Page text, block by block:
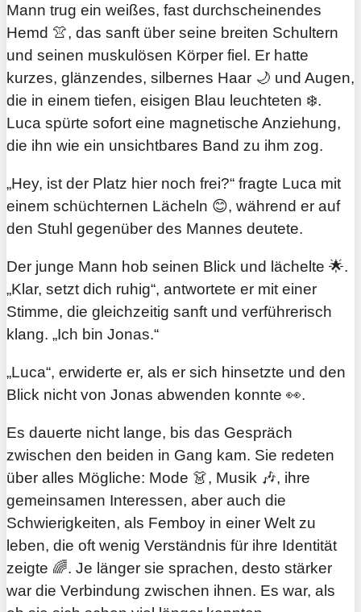
Mann trug ein weißes, fast durchscheinendes
Hemd 👚, das sanft über seine breiten Schultern
und seinen muskulösen Körper fiel. Er hatte
kurzes, glänzendes, silbernes Haar 🌙 und Augen,
die in einem tiefen, eisigen Blau leuchteten ❄️.
Luca spürte sofort eine magnetische Anziehung,
die ihn wie ein unsichtbares Band zu ihm zog.
„Hey, ist der Platz hier noch frei?“ fragte Luca mit
einem schüchternen Lächeln 😊, während er auf
den Stuhl gegenüber des Mannes deutete.
Der junge Mann hob seinen Blick und lächelte 🌟.
„Klar, setzt dich ruhig“, antwortete er mit einer
Stimme, die gleichzeitig sanft und verführerisch
klang. „Ich bin Jonas.“
„Luca“, erwiderte er, als er sich hinsetzte und den
Blick nicht von Jonas abwenden konnte 👀.
Es dauerte nicht lange, bis das Gespräch
zwischen den beiden in Gang kam. Sie redeten
über alles Mögliche: Mode 👗, Musik 🎶, ihre
gemeinsamen Interessen, aber auch die
Schwierigkeiten, als Femboy in einer Welt zu
leben, die oft wenig Verständnis für ihre Identität
zeigte 🌈. Je länger sie sprachen, desto stärker
war die Verbindung zwischen ihnen. Es war, als